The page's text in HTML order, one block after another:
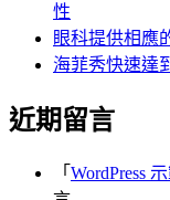
性
眼科提供相應
海菲秀快速達
近期留言
「 WordPress